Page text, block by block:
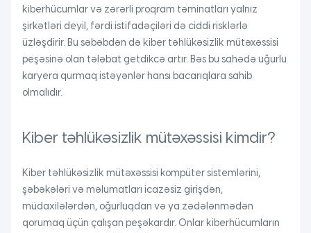
kiberhücumlar və zərərli proqram təminatları yalnız
şirkətləri deyil, fərdi istifadəçiləri də ciddi risklərlə
üzləşdirir. Bu səbəbdən də kiber təhlükəsizlik mütəxəssisi
peşəsinə olan tələbat getdikcə artır. Bəs bu sahədə uğurlu
karyera qurmaq istəyənlər hansı bacarıqlara sahib
olmalıdır.
Kiber təhlükəsizlik mütəxəssisi kimdir?
Kiber təhlükəsizlik mütəxəssisi kompüter sistemlərini,
şəbəkələri və məlumatları icazəsiz girişdən,
müdaxilələrdən, oğurluqdan və ya zədələnmədən
qorumaq üçün çalışan peşəkardır. Onlar kiberhücumların